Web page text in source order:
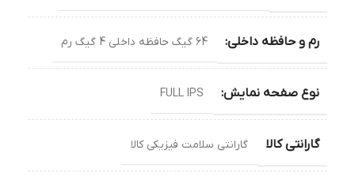
رم و حافظه داخلی: 64 گیگ حافظه داخلی 4 گیگ رم
نوع صفحه نمایش: FULL IPS
گارانتی کالا گارانتی سلامت فیزیکی کالا